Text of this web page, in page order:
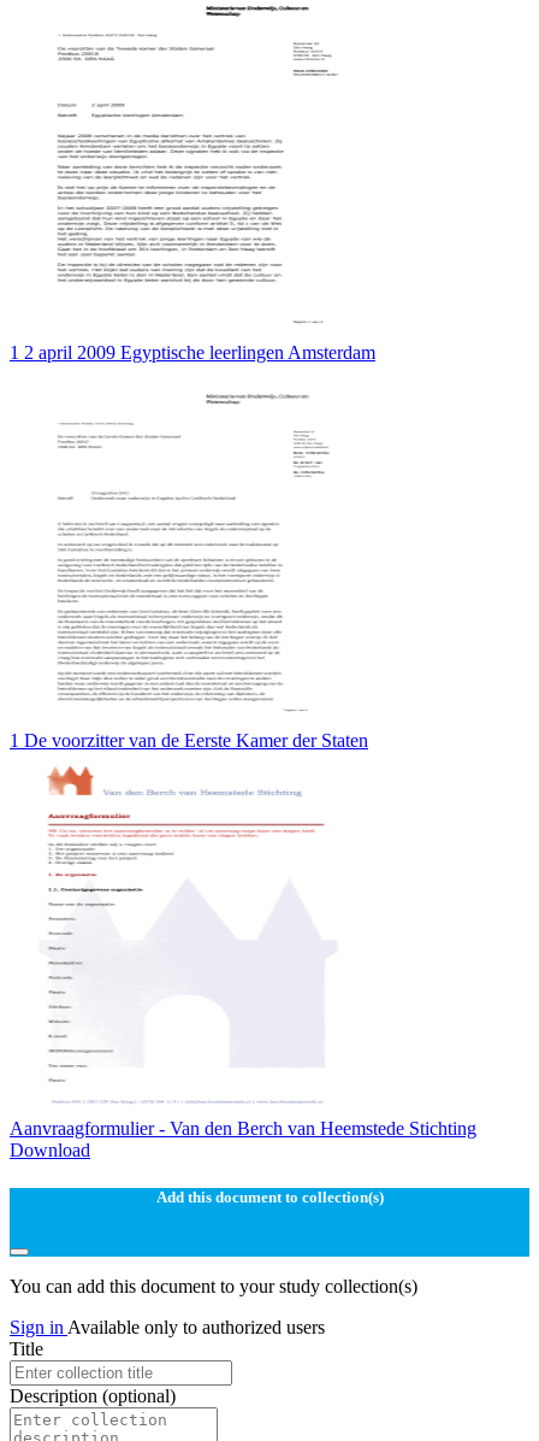
1 2 april 2009 Egyptische leerlingen Amsterdam
1 De voorzitter van de Eerste Kamer der Staten
Aanvraagformulier - Van den Berch van Heemstede Stichting
Download
Add this document to collection(s)
You can add this document to your study collection(s)
Sign in Available only to authorized users
Title
Description (optional)